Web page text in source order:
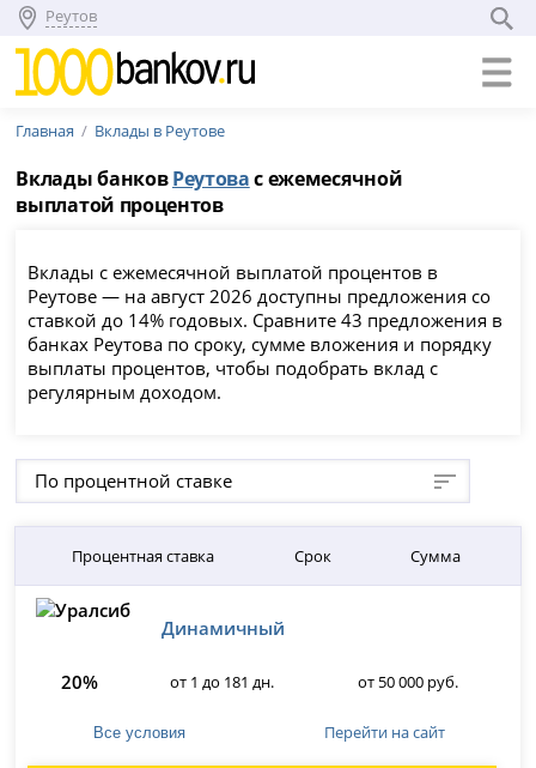
Реутов
Главная Вклады в Реутове
Вклады банковРеутовас ежемесячной
выплатой процентов
Вклады с ежемесячной выплатой процентов в
Реутове — на август 2026 доступны предложения со
ставкой до 14% годовых. Сравните 43 предложения в
банках Реутова по сроку, сумме вложения и порядку
выплаты процентов, чтобы подобрать вклад с
регулярным доходом.
По процентной ставке
Процентная ставка Срок Сумма
Динамичный
20% от 1 до 181 дн. от 50 000 руб.
Все условия Перейти на сайт